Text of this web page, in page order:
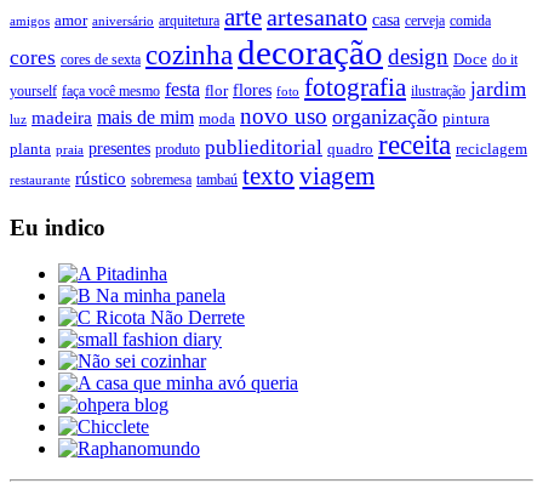
amigos amor aniversário arquitetura arteartesanato casa cerveja comida
cores cores de sexta cozinha decoração design Doce do it
yourself faça você mesmo festa flor flores foto fotografia ilustração jardim
luz madeira mais de mim moda novo uso organização pintura
planta praia presentes produto publieditorial quadro receita reciclagem
restaurante rústico sobremesa tambaú texto viagem
Eu indico